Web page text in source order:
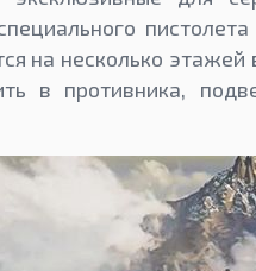
на несколько этажей
в противника,